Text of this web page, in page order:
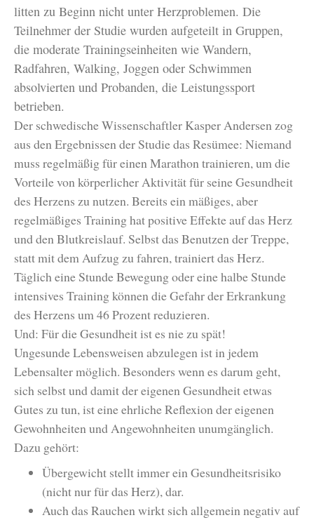
litten zu Beginn nicht unter Herzproblemen. Die
Teilnehmer der Studie wurden aufgeteilt in Gruppen,
die moderate Trainingseinheiten wie Wandern,
Radfahren, Walking, Joggen oder Schwimmen
absolvierten und Probanden, die Leistungssport
betrieben.
Der schwedische Wissenschaftler Kasper Andersen zog
aus den Ergebnissen der Studie das Resümee: Niemand
muss regelmäßig für einen Marathon trainieren, um die
Vorteile von körperlicher Aktivität für seine Gesundheit
des Herzens zu nutzen. Bereits ein mäßiges, aber
regelmäßiges Training hat positive Effekte auf das Herz
und den Blutkreislauf. Selbst das Benutzen der Treppe,
statt mit dem Aufzug zu fahren, trainiert das Herz.
Täglich eine Stunde Bewegung oder eine halbe Stunde
intensives Training können die Gefahr der Erkrankung
des Herzens um 46 Prozent reduzieren.
Und: Für die Gesundheit ist es nie zu spät!
Ungesunde Lebensweisen abzulegen ist in jedem
Lebensalter möglich. Besonders wenn es darum geht,
sich selbst und damit der eigenen Gesundheit etwas
Gutes zu tun, ist eine ehrliche Reflexion der eigenen
Gewohnheiten und Angewohnheiten unumgänglich.
Dazu gehört:
Übergewicht stellt immer ein Gesundheitsrisiko
(nicht nur für das Herz), dar.
Auch das Rauchen wirkt sich allgemein negativ auf